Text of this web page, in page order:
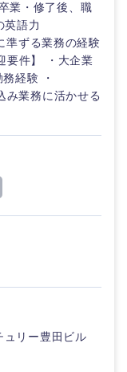
業・修了後、職
英語力
準ずる業務の経験
要件】 ・大企業
経験 ・
み業務に活かせる
リー豊田ビル